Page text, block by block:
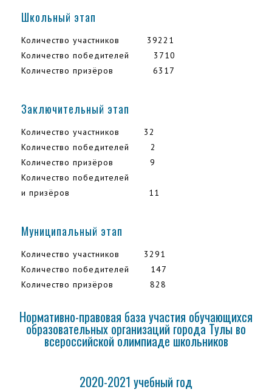
Школьный этап
Количество участников 39221
Количество победителей 3710
Количество призёров 6317
Заключительный этап
Количество участников 32
Количество победителей 2
Количество призёров 9
Количество победителей
и призёров 11
Муниципальный этап
Количество участников 3291
Количество победителей 147
Количество призёров 828
Нормативно-правовая база участия обучающихся
образовательных организаций города Тулы во
всероссийской олимпиаде школьников
2020-2021 учебный год